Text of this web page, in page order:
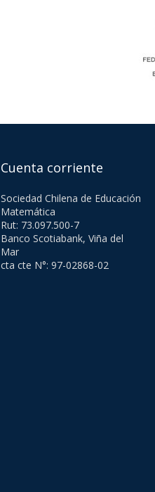
Cuenta corriente
Sociedad Chilena de Educación
Matemática
Rut: 73.097.500-7
Banco Scotiabank, Viña del
Mar
cta cte N°: 97-02868-02